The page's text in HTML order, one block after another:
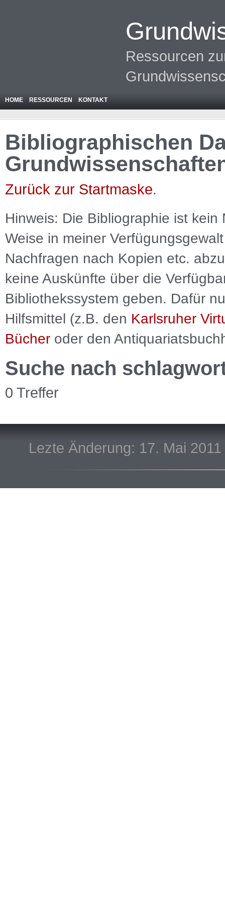
Ressourcen
HOME RESSOURCEN KONTAKT
Bibliographischen
Zurück zur Startmaske.
Hinweis: Die Bibliographie ist kein
Weise in meiner
Nachfragen nach Kopien etc.
keine Auskünfte über die
Bibliothekssystem geben. Dafür
Hilfsmittel (z.B. den Karlsruher
Bücher oder den
Suche nach
0 Treffer
Lezte Änderung: 17. Mai